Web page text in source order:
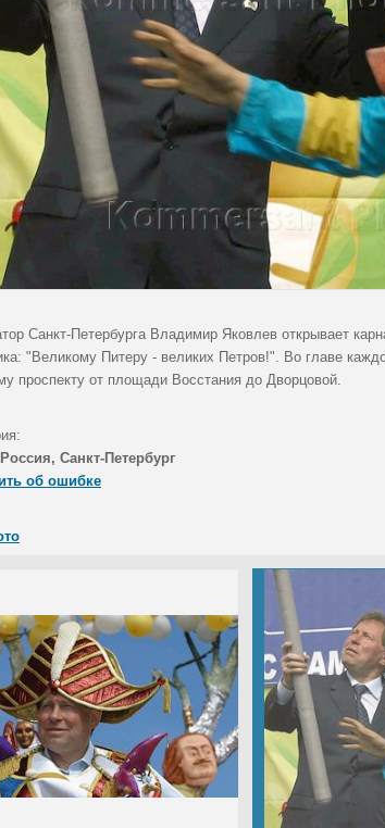
Санкт-Петербурга Владимир Яковлев открывает
"Великому Питеру - великих Петров!". Во главе
проспекту от площади Восстания до Дворцовой.
Россия, Санкт-Петербург
об ошибке